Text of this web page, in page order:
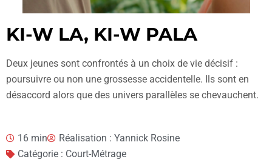
KI-W LA, KI-W PALA
Deux jeunes sont confrontés à un choix de vie décisif :
poursuivre ou non une grossesse accidentelle. Ils sont en
désaccord alors que des univers parallèles se chevauchent.
16 min
Réalisation : Yannick Rosine
Catégorie : Court-Métrage